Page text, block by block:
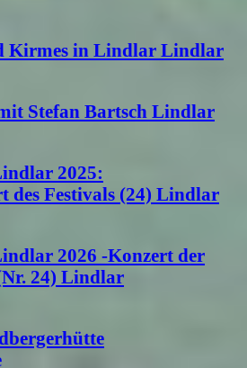
Kirmes in Lindlar Lindlar
Stefan Bartsch Lindlar
2025:
des Festivals (24) Lindlar
2026 -Konzert der
24) Lindlar